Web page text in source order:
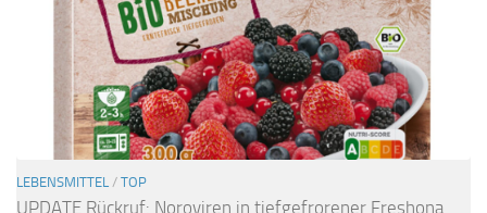
LEBENSMITTEL / TOP
UPDATE Rückruf: Noroviren in tiefgefrorener Freshona